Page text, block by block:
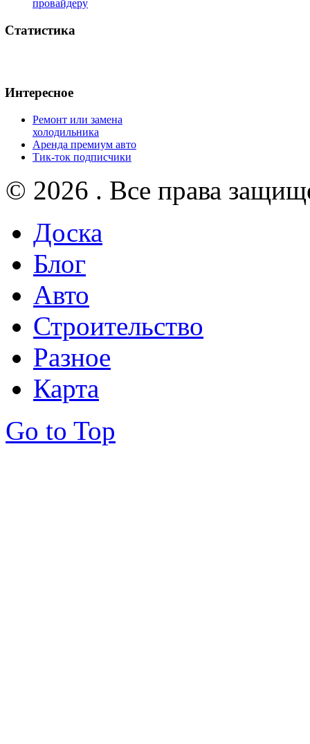
провайдеру
Статистика
Интересное
Ремонт или замена
холодильника
Аренда премиум авто
Тик-ток подписчики
© 2026 . Все права
Доска
Блог
Авто
Строительство
Разное
Карта
Go to Top